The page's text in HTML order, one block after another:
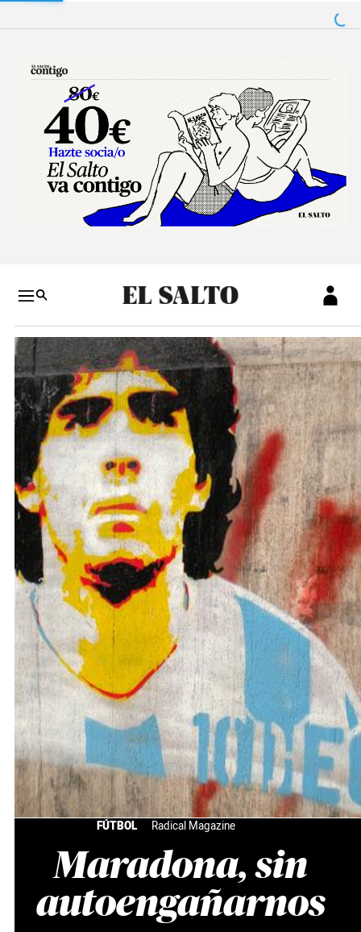
Salto a contenido
FÚTBOL Radical Magazine
Maradona, sin
autoengañarnos